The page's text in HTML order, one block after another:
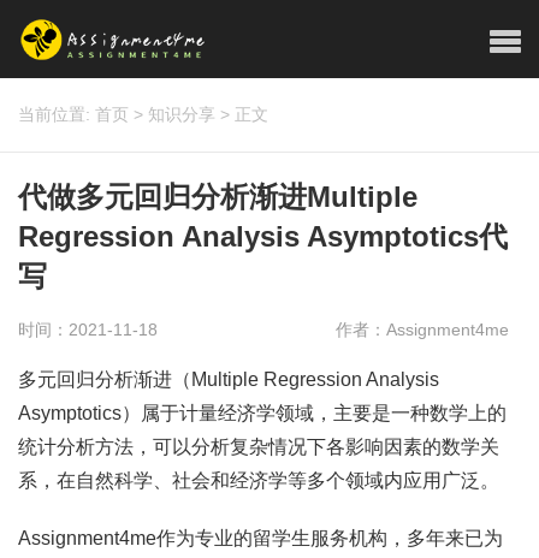
当前位置: 首页 > 知识分享 > 正文
代做多元回归分析渐进Multiple
Regression Analysis Asymptotics代
写
时间：2021-11-18 作者：Assignment4me
多元回归分析渐进（Multiple Regression Analysis
Asymptotics）属于计量经济学领域，主要是一种数学上的
统计分析方法，可以分析复杂情况下各影响因素的数学关
系，在自然科学、社会和经济学等多个领域内应用广泛。
Assignment4me作为专业的留学生服务机构，多年来已为